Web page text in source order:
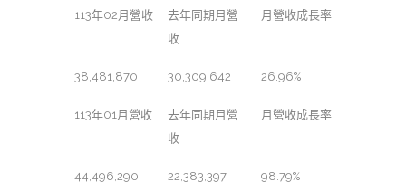
113年02月營收
去年同期月營
收
月營收成長率
38,481,870 30,309,642 26.96%
113年01月營收
去年同期月營
收
月營收成長率
44,496,290 22,383,397 98.79%